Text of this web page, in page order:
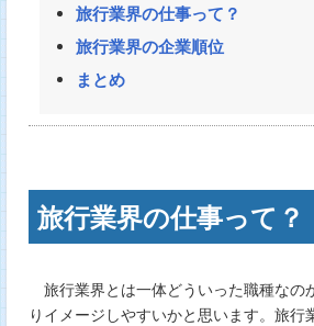
旅行業界の仕事って？
旅行業界の企業順位
まとめ
旅行業界の仕事って？
旅行業界とは一体どういった職種なの
りイメージしやすいかと思います。旅